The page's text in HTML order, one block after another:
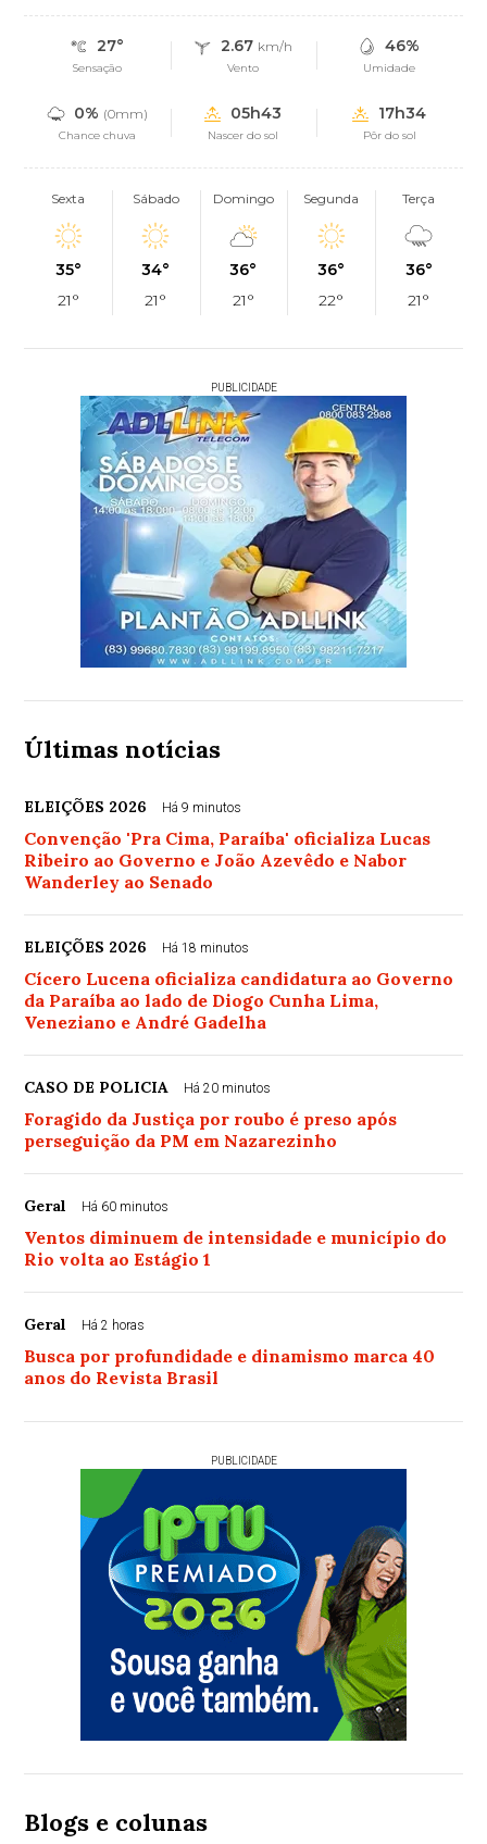
27°
Sensação
2.67 km/h
Vento
46%
Umidade
0% (0mm)
Chance chuva
05h43
Nascer do sol
17h34
Pôr do sol
Sexta
35°
21°
Sábado
34°
21°
Domingo
36°
21°
Segunda
36°
22°
Terça
36°
21°
PUBLICIDADE
Últimas notícias
ELEIÇÕES 2026 Há 9 minutos
Convenção 'Pra Cima, Paraíba' oficializa Lucas
Ribeiro ao Governo e João Azevêdo e Nabor
Wanderley ao Senado
ELEIÇÕES 2026 Há 18 minutos
Cícero Lucena oficializa candidatura ao Governo
da Paraíba ao lado de Diogo Cunha Lima,
Veneziano e André Gadelha
CASO DE POLICIA Há 20 minutos
Foragido da Justiça por roubo é preso após
perseguição da PM em Nazarezinho
Geral Há 60 minutos
Ventos diminuem de intensidade e município do
Rio volta ao Estágio 1
Geral Há 2 horas
Busca por profundidade e dinamismo marca 40
anos do Revista Brasil
PUBLICIDADE
Blogs e colunas